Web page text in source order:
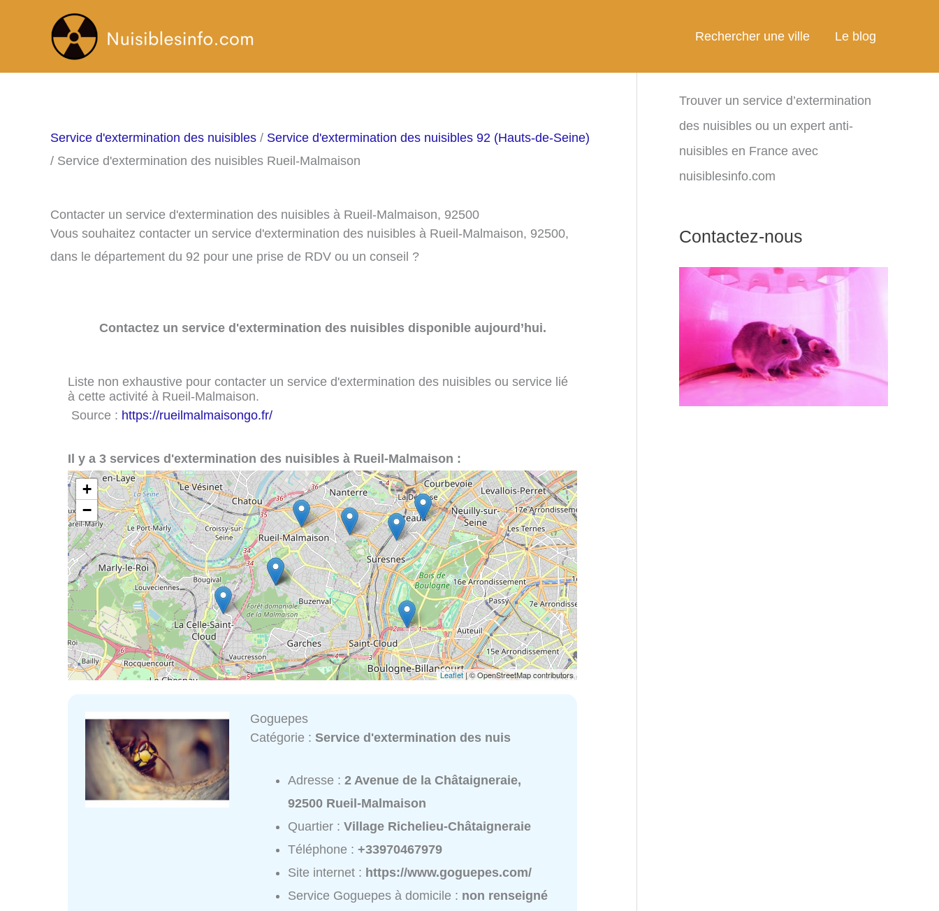
Rechercher une ville Le blog
Service d'extermination des nuisibles / Service d'extermination des nuisibles 92 (Hauts-de-Seine)
/ Service d'extermination des nuisibles Rueil-Malmaison
Contacter un service d'extermination des nuisibles à Rueil-Malmaison, 92500
Vous souhaitez contacter un service d'extermination des nuisibles à Rueil-Malmaison, 92500,
dans le département du 92 pour une prise de RDV ou un conseil ?
Contactez un service d'extermination des nuisibles disponible aujourd’hui.
Liste non exhaustive pour contacter un service d'extermination des nuisibles ou service lié
à cette activité à Rueil-Malmaison.
Source : https://rueilmalmaisongo.fr/
Il y a 3 services d'extermination des nuisibles à Rueil-Malmaison :
+
−
Leaflet| © OpenStreetMap contributors
Goguepes
Catégorie :Service d'extermination des nuis
Adresse :2 Avenue de la Châtaigneraie,
92500 Rueil-Malmaison
Quartier :Village Richelieu-Châtaigneraie
Téléphone :+33970467979
Site internet : https://www.goguepes.com/
Service Goguepes à domicile : non renseigné
Trouver un service d’extermination
des nuisibles ou un expert anti-
nuisibles en France avec
nuisiblesinfo.com
Contactez-nous